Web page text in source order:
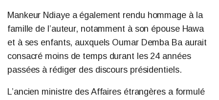
Mankeur Ndiaye a également rendu hommage à la
famille de l’auteur, notamment à son épouse Hawa
et à ses enfants, auxquels Oumar Demba Ba aurait
consacré moins de temps durant les 24 années
passées à rédiger des discours présidentiels.
L’ancien ministre des Affaires étrangères a formulé